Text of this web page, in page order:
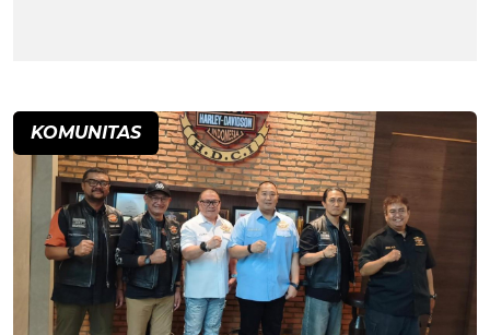
KOMUNITAS